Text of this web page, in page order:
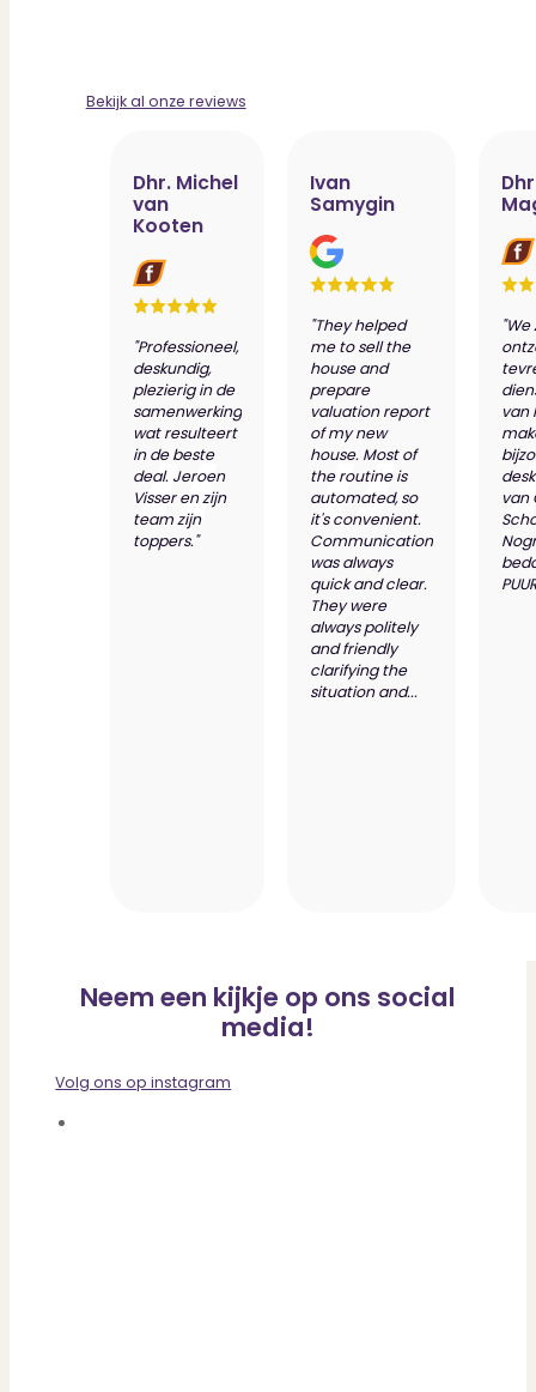
Bekijk al onze reviews
Dhr. Michel
van
Kooten
"Professioneel,
deskundig,
plezierig in de
samenwerking
wat resulteert
in de beste
deal. Jeroen
Visser en zijn
team zijn
toppers."
Ivan
Samygin
"They helped
me to sell the
house and
prepare
valuation report
of my new
house. Most of
the routine is
automated, so
it's convenient.
Communication
was always
quick and clear.
They were
always politely
and friendly
clarifying the
situation and...
"We
van
van
Neem een kijkje op ons social
media!
Volg ons op instagram